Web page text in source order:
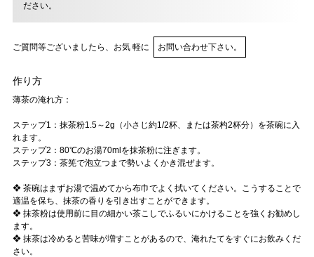
ださい。
ご質問等ございましたら、お気 軽に お問い合わせ下さい。
作り方
薄茶の淹れ方：
ステップ1：抹茶粉1.5～2g（小さじ約1/2杯、または茶杓2杯分）を茶碗に入
れます。
ステップ2：80℃のお湯70mlを抹茶粉に注ぎます。
ステップ3：茶筅で泡立つまで勢いよくかき混ぜます。
❖ 茶碗はまずお湯で温めてから布巾でよく拭いてください。こうすることで
適温を保ち、抹茶の香りを引き出すことができます。
❖ 抹茶粉は使用前に目の細かい茶こしでふるいにかけることを強くお勧めし
ます。
❖ 抹茶は冷めると苦味が増すことがあるので、淹れたてをすぐにお飲みくだ
さい。